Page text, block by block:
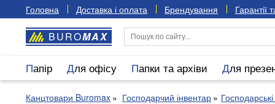
Головна Доставка і оплата Брендування Гарантії
BUROMAX
Папір Для офісу Папки та архіви Для
Канцтовари Buromax Господарчий інвентар